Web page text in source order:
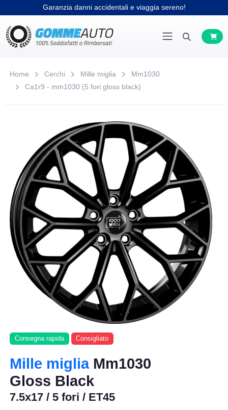
Garanzia danni accidentali e viaggia sereno!
Home Cerchi Mille miglia
Mm1030
Ca1r9 - mm1030 (5 fori gloss black)
Consegna rapida Consigliato
Mille migliaMm1030
Gloss Black
7.5x17 / 5 fori / ET45